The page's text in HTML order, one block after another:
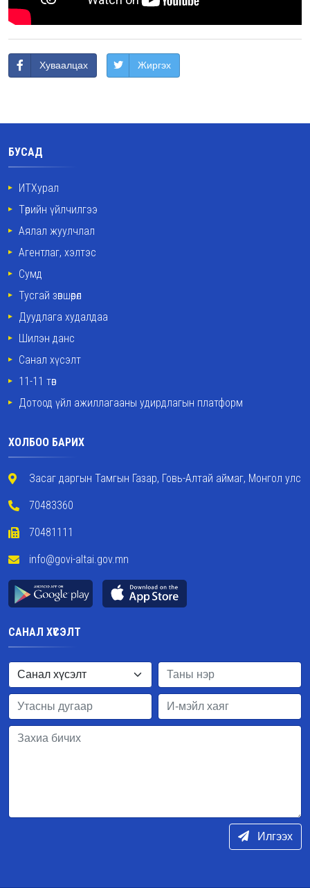
Хуваалцах Жиргэх
БУСАД
ИТХурал
Төрийн үйлчилгээ
Аялал жуулчлал
Агентлаг, хэлтэс
Сумд
Тусгай зөвшөөрөл
Дуудлага худалдаа
Шилэн данс
Санал хүсэлт
11-11 төв
Дотоод үйл ажиллагааны удирдлагын платформ
ХОЛБОО БАРИХ
Засаг даргын Тамгын Газар, Говь-Алтай аймаг, Монгол улс
70483360
70481111
info@govi-altai.gov.mn
САНАЛ ХҮСЭЛТ
Илгээх